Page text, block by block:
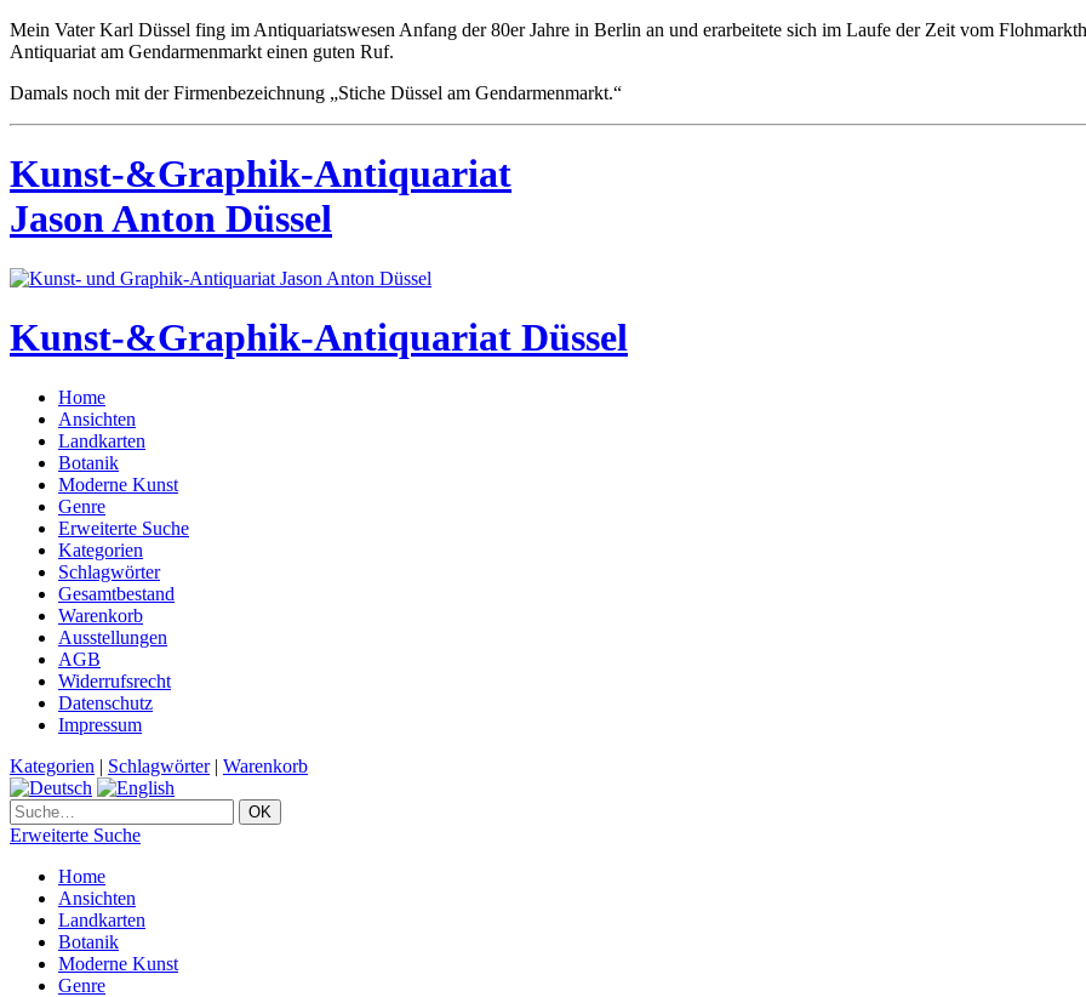
Mein Vater Karl Düssel fing im Antiquariatswesen Anfang der 80er Jahre in Berlin an und erarbeitete sich im Laufe der Zeit vom
Antiquariat am Gendarmenmarkt einen guten Ruf.
Damals noch mit der Firmenbezeichnung „Stiche Düssel am Gendarmenmarkt.“
Kunst-&Graphik-Antiquariat
Jason Anton Düssel
Kunst-&Graphik-Antiquariat Düssel
Home
Ansichten
Landkarten
Botanik
Moderne Kunst
Genre
Erweiterte Suche
Kategorien
Schlagwörter
Gesamtbestand
Warenkorb
Ausstellungen
AGB
Widerrufsrecht
Datenschutz
Impressum
Kategorien | Schlagwörter| Warenkorb
Erweiterte Suche
Home
Ansichten
Landkarten
Botanik
Moderne Kunst
Genre